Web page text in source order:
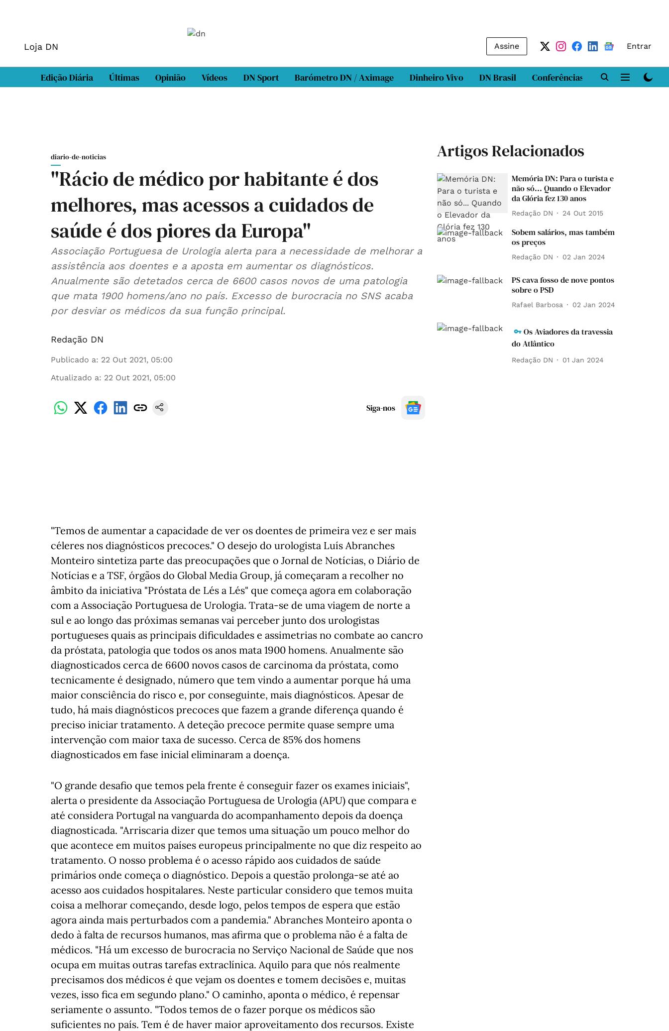
Loja DN Assine Entrar
Edição Diária Últimas Opinião Vídeos DN Sport Barómetro DN / Aximage Dinheiro Vivo DN Brasil Conferências DN LAB
diario-de-noticias
"Rácio de médico por habitante é dos
melhores, mas acessos a cuidados de
saúde é dos piores da Europa"
Associação Portuguesa de Urologia alerta para a necessidade de melhorar a
assistência aos doentes e a aposta em aumentar os diagnósticos.
Anualmente são detetados cerca de 6600 casos novos de uma patologia
que mata 1900 homens/ano no país. Excesso de burocracia no SNS acaba
por desviar os médicos da sua função principal.
Redação DN
Publicado a: 22 Out 2021, 05:00
Atualizado a: 22 Out 2021, 05:00
Siga-nos
"Temos de aumentar a capacidade de ver os doentes de primeira vez e ser mais
céleres nos diagnósticos precoces." O desejo do urologista Luís Abranches
Monteiro sintetiza parte das preocupações que o Jornal de Notícias, o Diário de
Notícias e a TSF, órgãos do Global Media Group, já começaram a recolher no
âmbito da iniciativa "Próstata de Lés a Lés" que começa agora em colaboração
com a Associação Portuguesa de Urologia. Trata-se de uma viagem de norte a
sul e ao longo das próximas semanas vai perceber junto dos urologistas
portugueses quais as principais dificuldades e assimetrias no combate ao cancro
da próstata, patologia que todos os anos mata 1900 homens. Anualmente são
diagnosticados cerca de 6600 novos casos de carcinoma da próstata, como
tecnicamente é designado, número que tem vindo a aumentar porque há uma
maior consciência do risco e, por conseguinte, mais diagnósticos. Apesar de
tudo, há mais diagnósticos precoces que fazem a grande diferença quando é
preciso iniciar tratamento. A deteção precoce permite quase sempre uma
intervenção com maior taxa de sucesso. Cerca de 85% dos homens
diagnosticados em fase inicial eliminaram a doença.
"O grande desafio que temos pela frente é conseguir fazer os exames iniciais",
alerta o presidente da Associação Portuguesa de Urologia (APU) que compara e
até considera Portugal na vanguarda do acompanhamento depois da doença
diagnosticada. "Arriscaria dizer que temos uma situação um pouco melhor do
que acontece em muitos países europeus principalmente no que diz respeito ao
tratamento. O nosso problema é o acesso rápido aos cuidados de saúde
primários onde começa o diagnóstico. Depois a questão prolonga-se até ao
acesso aos cuidados hospitalares. Neste particular considero que temos muita
coisa a melhorar começando, desde logo, pelos tempos de espera que estão
agora ainda mais perturbados com a pandemia." Abranches Monteiro aponta o
dedo à falta de recursos humanos, mas afirma que o problema não é a falta de
médicos. "Há um excesso de burocracia no Serviço Nacional de Saúde que nos
ocupa em muitas outras tarefas extraclínica. Aquilo para que nós realmente
precisamos dos médicos é que vejam os doentes e tomem decisões e, muitas
vezes, isso fica em segundo plano." O caminho, aponta o médico, é repensar
seriamente o assunto. "Todos temos de o fazer porque os médicos são
suficientes no país. Tem é de haver maior aproveitamento dos recursos. Existe
Artigos Relacionados
Memória DN: Para o turista e
não só... Quando o Elevador
da Glória fez 130 anos
Redação DN 24 Out 2015
Sobem salários, mas também
os preços
Redação DN 02 Jan 2024
PS cava fosso de nove pontos
sobre o PSD
Rafael Barbosa 02 Jan 2024
Os Aviadores da travessia
do Atlântico
Redação DN 01 Jan 2024